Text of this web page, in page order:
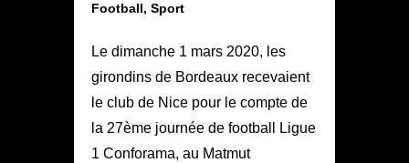
Football, Sport
Le dimanche 1 mars 2020, les
girondins de Bordeaux recevaient
le club de Nice pour le compte de
la 27ème journée de football Ligue
1 Conforama, au Matmut